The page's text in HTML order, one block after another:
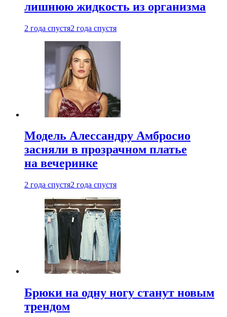
лишнюю жидкость из организма
2 года спустя2 года спустя
Модель Алессандру Амбросио
засняли в прозрачном платье
на вечеринке
2 года спустя2 года спустя
Брюки на одну ногу станут новым
трендом